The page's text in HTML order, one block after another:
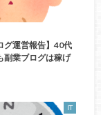
グ運営報告】40代
副業ブログは稼げ
IT